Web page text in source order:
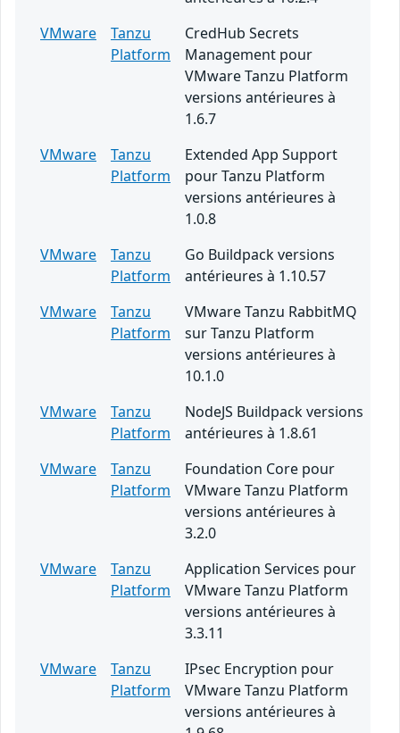
VMware
Tanzu
Platform
CredHub Secrets
Management pour
VMware Tanzu Platform
versions antérieures à
1.6.7
VMware
Tanzu
Platform
Extended App Support
pour Tanzu Platform
versions antérieures à
1.0.8
VMware
Tanzu
Platform
Go Buildpack versions
antérieures à 1.10.57
VMware
Tanzu
Platform
VMware Tanzu RabbitMQ
sur Tanzu Platform
versions antérieures à
10.1.0
VMware
Tanzu
Platform
NodeJS Buildpack versions
antérieures à 1.8.61
VMware
Tanzu
Platform
Foundation Core pour
VMware Tanzu Platform
versions antérieures à
3.2.0
VMware
Tanzu
Platform
Application Services pour
VMware Tanzu Platform
versions antérieures à
3.3.11
VMware
Tanzu
Platform
IPsec Encryption pour
VMware Tanzu Platform
versions antérieures à